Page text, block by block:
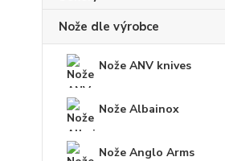
Nože dle výrobce
Nože ANV knives
Nože Albainox
Nože Anglo Arms